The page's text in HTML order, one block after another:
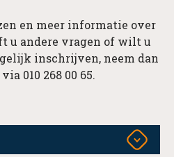
en meer informatie over
u andere vragen of wilt u
inschrijven, neem dan
010 268 00 65.